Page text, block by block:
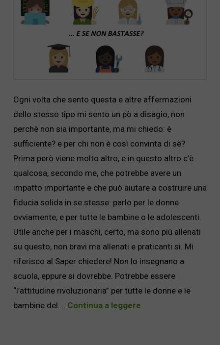
Ogni volta che sento questa e altre affermazioni
dello stesso tipo mi sento un pò a disagio, non
perchè non sia importante, ma mi chiedo: è
sufficiente? e per chi non è così convinta di sè?
Prima però viene molto altro, e in questo altro c’è
qualcosa, secondo me, che potrebbe avere un
impatto importante e che può aiutare a costruire una
fiducia solida in se stesse: parlo per le donne
ovviamente, e per tutte le bambine o le adolescenti.
Utile anche per i maschi, certo, ma sono più allenati
su questo, non bravi ma allenati e praticanti si. Mi
riferisco al Saper chiedere! Non lo insegnano a
scuola, eppure si dovrebbe. Potrebbe essere
“l’attitudine rivoluzionaria” per tutte le donne e le
bambine del … Continua a leggere